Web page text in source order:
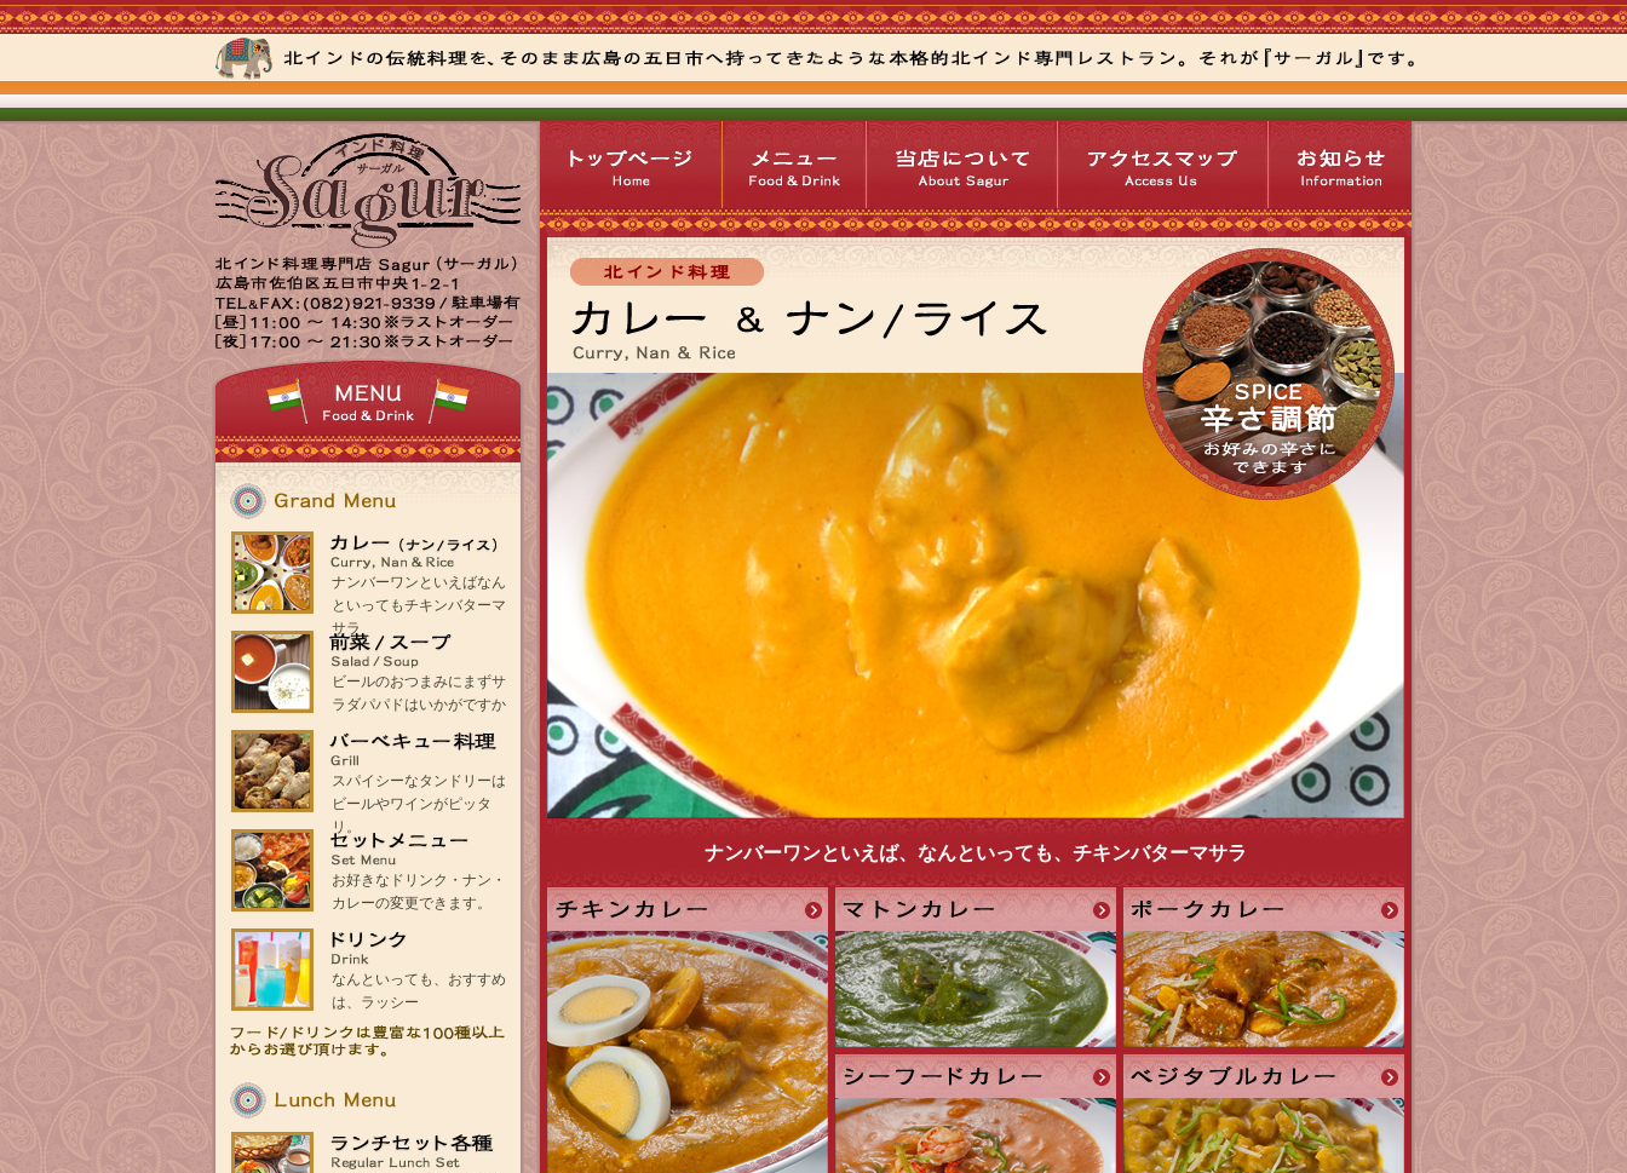
ト
ペ
ー
当
つ
い
ス
マ
せ
ナンバーワンといえば、なんといっても、チキンバターマサラ
チ
キ
ン
カ
マ
ト
ン
カ
レ
ー
ポ
ー
ク
カ
レ
ー
シ
ー
フ
ー
ベ
ジ
タ
ブ
ン
料
理
専
門
店
Sagur（サ
ー
ガ
ル）
県
島
市
佐
伯
区
日
市
中
921-
9339 駐
場
有
14:30（ラ
ト
オ
ー
ダ
ー）
21:30（ラ
ト
オ
ー
ダ
ー）
カ
レ
ー
（ナ
ン・
ラ
ス）
ナンバーワンといえばなん
といってもチキンバターマ
サラ
前
菜・
ー
プ
ビールのおつまみにまずサ
ラダパパドはいかがですか
バ
ー
ベ
キ
ュ
ー
理
スパイシーなタンドリーは
ビールやワインがピッタ
リ。
セ
ッ
メ
ニ
ュ
お好きなドリンク・ナン・
カレーの変更できます。
ド
リ
ン
ク
なんといっても、おすすめ
は、ラッシー